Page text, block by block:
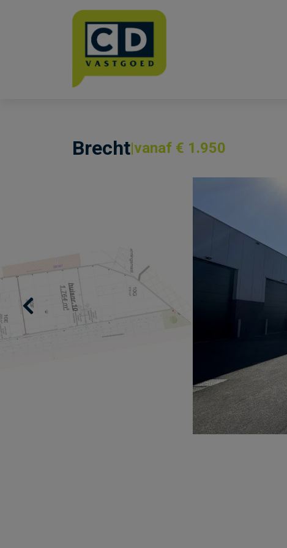
Menu overslaan en naar de inhoud gaan
Brecht vanaf € 1.950
Previous